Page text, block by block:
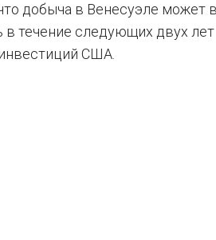
добыча в Венесуэле может
течение следующих двух
США.